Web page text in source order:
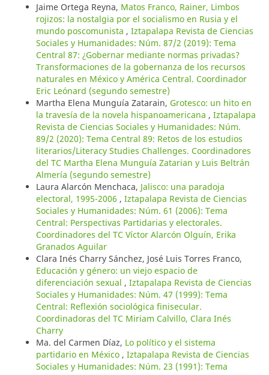
Jaime Ortega Reyna, Matos Franco, Rainer, Limbos
rojizos: la nostalgia por el socialismo en Rusia y el
mundo poscomunista , Iztapalapa Revista de Ciencias
Sociales y Humanidades: Núm. 87/2 (2019): Tema
Central 87: ¿Gobernar mediante normas privadas?
Transformaciones de la gobernanza de los recursos
naturales en México y América Central. Coordinador
Eric Leónard (segundo semestre)
Martha Elena Munguía Zatarain, Grotesco: un hito en
la travesía de la novela hispanoamericana , Iztapalapa
Revista de Ciencias Sociales y Humanidades: Núm.
89/2 (2020): Tema Central 89: Retos de los estudios
literarios/Literacy Studies Challenges. Coordinadores
del TC Martha Elena Munguía Zatarian y Luis Beltrán
Almería (segundo semestre)
Laura Alarcón Menchaca, Jalisco: una paradoja
electoral, 1995-2006 , Iztapalapa Revista de Ciencias
Sociales y Humanidades: Núm. 61 (2006): Tema
Central: Perspectivas Partidarias y electorales.
Coordinadores del TC Víctor Alarcón Olguín, Erika
Granados Aguilar
Clara Inés Charry Sánchez, José Luis Torres Franco,
Educación y género: un viejo espacio de
diferenciación sexual , Iztapalapa Revista de Ciencias
Sociales y Humanidades: Núm. 47 (1999): Tema
Central: Reflexión sociológica finisecular.
Coordinadoras del TC Miriam Calvillo, Clara Inés
Charry
Ma. del Carmen Díaz, Lo político y el sistema
partidario en México , Iztapalapa Revista de Ciencias
Sociales y Humanidades: Núm. 23 (1991): Tema